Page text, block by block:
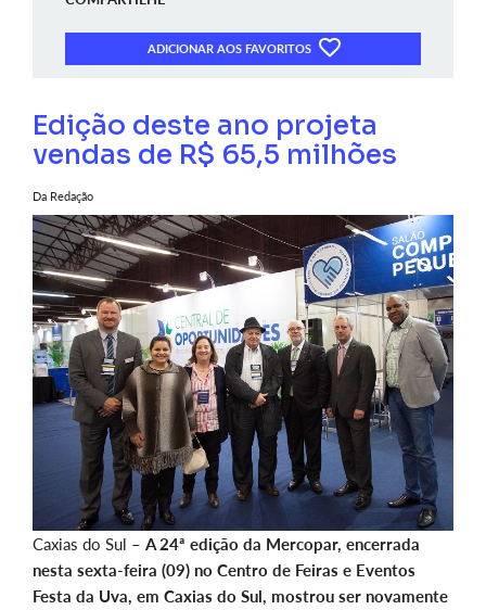
ADICIONAR AOS FAVORITOS
Edição deste ano projeta
vendas de R$ 65,5 milhões
Da Redação
Caxias do Sul – A 24ª edição da Mercopar, encerrada
nesta sexta-feira (09) no Centro de Feiras e Eventos
Festa da Uva, em Caxias do Sul, mostrou ser novamente